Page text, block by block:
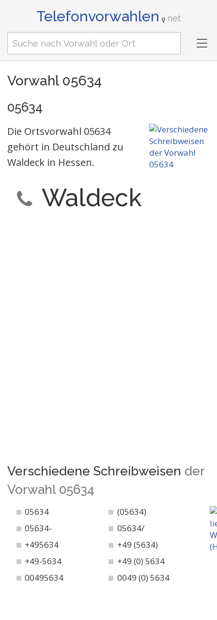
Telefonvorwahlen net
Vorwahl 05634
05634
Die Ortsvorwahl 05634
gehört in Deutschland zu
Waldeck in Hessen.
Waldeck
Verschiedene Schreibweisen der
Vorwahl 05634
05634
(05634)
05634-
05634/
+495634
+49 (5634)
+49-5634
+49 (0) 5634
00495634
0049 (0) 5634